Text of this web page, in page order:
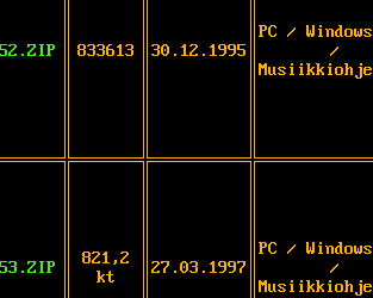
833613 30.12.1995
PC /
/
821,2
kt
27.03.1997
PC /
/